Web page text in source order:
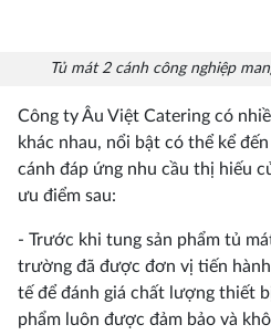
Tủ mát 2 cánh công nghiệp
Công ty Âu Việt Catering có
khác nhau, nổi bật có thể kể
cánh đáp ứng nhu cầu thị hiếu
ưu điểm sau:
- Trước khi tung sản phẩm tủ
trường đã được đơn vị tiến
tế để đánh giá chất lượng thiết
phẩm luôn được đảm bảo và